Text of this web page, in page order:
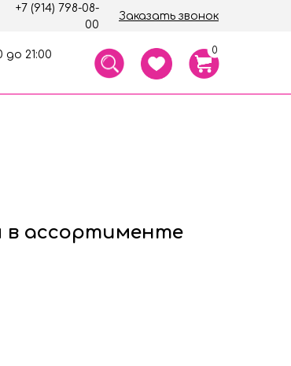
Заказать звонок
+7 (914) 798-08-
00
до 21:00
0
в ассортименте